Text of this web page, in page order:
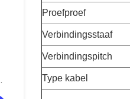
Proefproef
Verbindingsstaaf
Verbindingspitch
Type kabel